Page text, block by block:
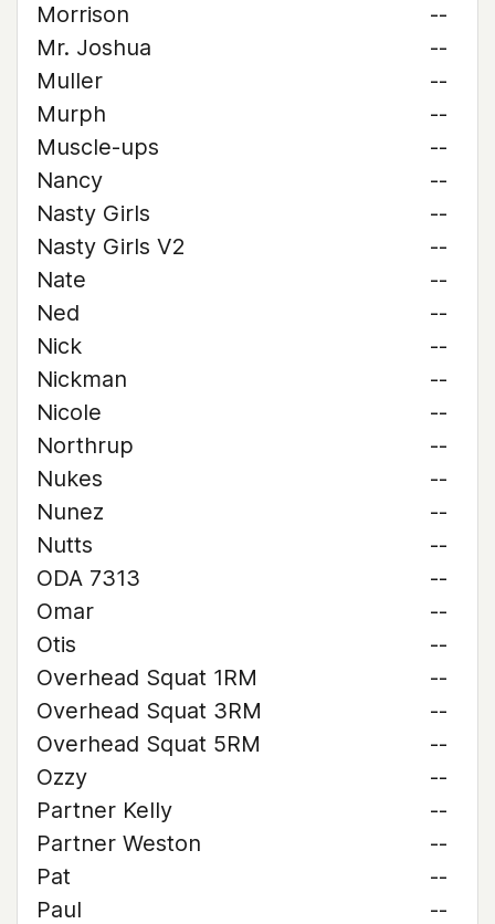
Morrison
--
Mr. Joshua
--
Muller
--
Murph
--
Muscle-ups
--
Nancy
--
Nasty Girls
--
Nasty Girls V2
--
Nate
--
Ned
--
Nick
--
Nickman
--
Nicole
--
Northrup
--
Nukes
--
Nunez
--
Nutts
--
ODA 7313
--
Omar
--
Otis
--
Overhead Squat 1RM
--
Overhead Squat 3RM
--
Overhead Squat 5RM
--
Ozzy
--
Partner Kelly
--
Partner Weston
--
Pat
--
Paul
--